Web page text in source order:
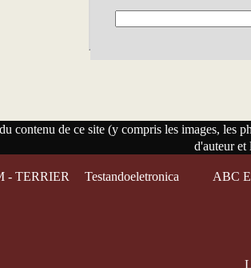
contenu de ce site (y compris les images, les
d'auteur et
- TERRIER Testandoeletronica ABC